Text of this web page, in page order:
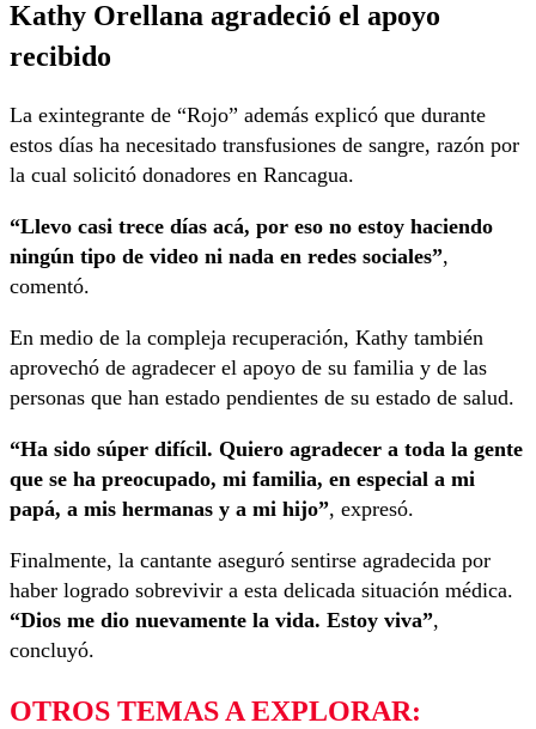
Kathy Orellana agradeció el apoyo
recibido
La exintegrante de “Rojo” además explicó que durante
estos días ha necesitado transfusiones de sangre, razón por
la cual solicitó donadores en Rancagua.
“Llevo casi trece días acá, por eso no estoy haciendo
ningún tipo de video ni nada en redes sociales”,
comentó.
En medio de la compleja recuperación, Kathy también
aprovechó de agradecer el apoyo de su familia y de las
personas que han estado pendientes de su estado de salud.
“Ha sido súper difícil. Quiero agradecer a toda la gente
que se ha preocupado, mi familia, en especial a mi
papá, a mis hermanas y a mi hijo”, expresó.
Finalmente, la cantante aseguró sentirse agradecida por
haber logrado sobrevivir a esta delicada situación médica.
“Dios me dio nuevamente la vida. Estoy viva”,
concluyó.
OTROS TEMAS A EXPLORAR: